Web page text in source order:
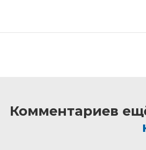
Комментариев